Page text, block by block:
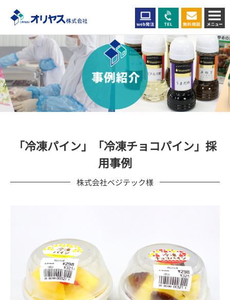
「冷凍パイン」「冷凍チョコパイン」採
用事例
株式会社ベジテック様